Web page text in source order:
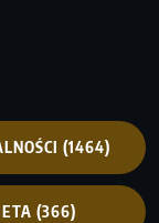
(1464)
(366)